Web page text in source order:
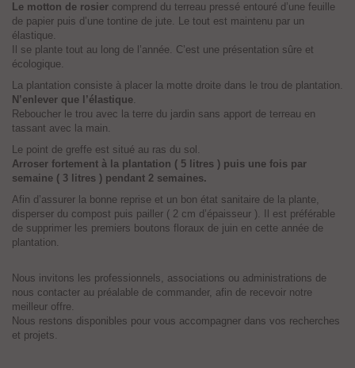
Le motton de rosier comprend du terreau pressé entouré d’une feuille
de papier puis d’une tontine de jute. Le tout est maintenu par un
élastique.
Il se plante tout au long de l’année. C’est une présentation sûre et
écologique.
La plantation consiste à placer la motte droite dans le trou de plantation.
N’enlever que l’élastique.
Reboucher le trou avec la terre du jardin sans apport de terreau en
tassant avec la main.
Le point de greffe est situé au ras du sol.
Arroser fortement à la plantation ( 5 litres ) puis une fois par
semaine ( 3 litres ) pendant 2 semaines.
Afin d’assurer la bonne reprise et un bon état sanitaire de la plante,
disperser du compost puis pailler ( 2 cm d’épaisseur ). Il est préférable
de supprimer les premiers boutons floraux de juin en cette année de
plantation.
Nous invitons les professionnels, associations ou administrations de
nous contacter au préalable de commander, afin de recevoir notre
meilleur offre.
Nous restons disponibles pour vous accompagner dans vos recherches
et projets.